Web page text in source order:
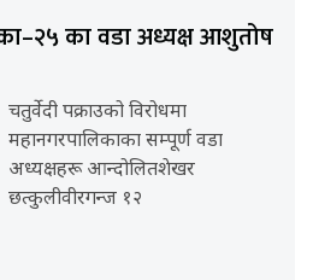
का वडा अध्यक्ष आशुतोष
चतुर्वेदी पक्राउको विरोधमा
महानगरपालिकाका सम्पूर्ण वडा
अध्यक्षहरू आन्दोलितशेखर
छत्कुलीवीरगन्ज १२